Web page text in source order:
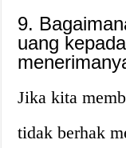
9.
uang
Jika kita
tidak berhak